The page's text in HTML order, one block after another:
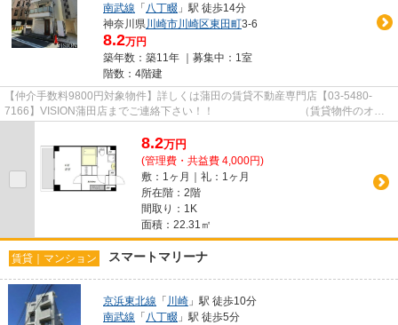
南武線 「八丁畷 」駅 徒歩14分
神奈川県川崎市川崎区東田町3-6
8.2万円
築年数：築11年 ｜募集中： 1室
階数：4階建
【仲介手数料9800円対象物件】詳しくは蒲田の賃貸不動産専門店【03-5480-
7166】VISION蒲田店までご連絡下さい！！ （賃貸物件のオス
スメポイント）キャンペーン フロー...
8.2万円
(管理費・共益費 4,000円)
敷：1ヶ月｜礼：1ヶ月
所在階：2階
間取り：1K
面積：22.31㎡
賃貸｜マンション スマートマリーナ
京浜東北線 「 川崎 」駅 徒歩10分
南武線 「八丁畷 」駅 徒歩5分